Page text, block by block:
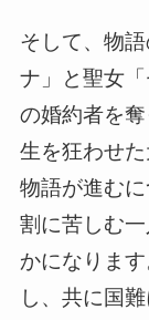
そして、物
ナ」と聖女
の婚約者を
生を狂わせた
物語が進む
割に苦しむ
かになりま
し、共に国